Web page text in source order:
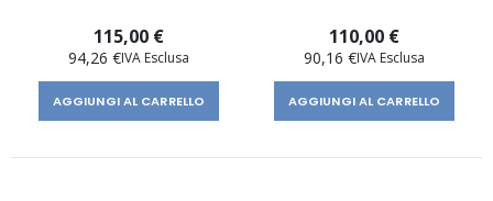
115,00 €
94,26 €
AGGIUNGI AL CARRELLO
110,00 €
90,16 €
AGGIUNGI AL CARRELLO